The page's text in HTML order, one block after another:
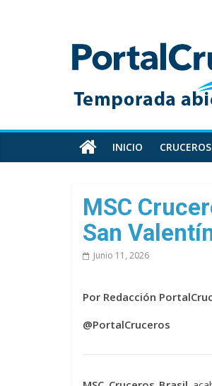
Toda
información
cruceros
en
un
sitio
INICIO
MSC
San
Junio 11, 2026
Por Redacción
@PortalCruceros